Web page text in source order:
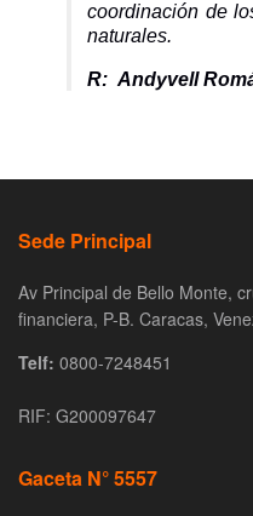
coordinación de
naturales.
R: Andyvell
Sede Principal
Av Principal de Bello Monte,
financiera, P-B. Caracas,
Telf: 0800-7248451
RIF: G200097647
Gaceta N° 5557